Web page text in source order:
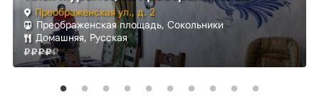
Преображенская ул., д. 2
Преображенская площадь, Сокольники
Домашняя, Русская